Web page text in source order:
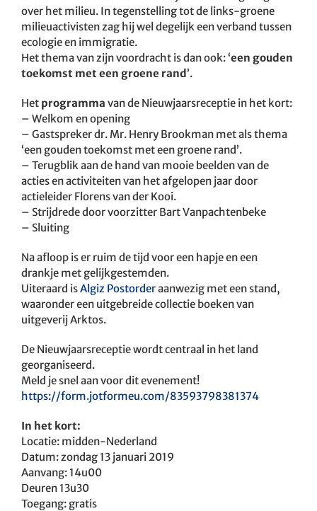
over het milieu. In tegenstelling tot de links-groene
milieuactivisten zag hij wel degelijk een verband tussen
ecologie en immigratie.
Het thema van zijn voordracht is dan ook: ‘een gouden
toekomst met een groene rand’.
Het programma van de Nieuwjaarsreceptie in het kort:
– Welkom en opening
– Gastspreker dr. Mr. Henry Brookman met als thema
‘een gouden toekomst met een groene rand’.
– Terugblik aan de hand van mooie beelden van de
acties en activiteiten van het afgelopen jaar door
actieleider Florens van der Kooi.
– Strijdrede door voorzitter Bart Vanpachtenbeke
– Sluiting
Na afloop is er ruim de tijd voor een hapje en een
drankje met gelijkgestemden.
Uiteraard isAlgiz Postorderaanwezig met een stand,
waaronder een uitgebreide collectie boeken van
uitgeverij Arktos.
De Nieuwjaarsreceptie wordt centraal in het land
georganiseerd.
Meld je snel aan voor dit evenement!
https://form.jotformeu.com/83593798381374
In het kort:
Locatie: midden-Nederland
Datum: zondag 13 januari 2019
Aanvang: 14u00
Deuren 13u30
Toegang: gratis